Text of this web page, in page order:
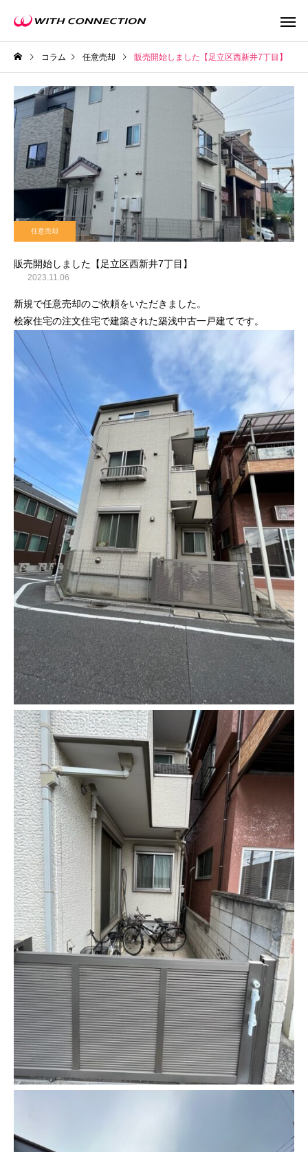
任意売
ウィズの利益還元
コラム 任意売却 販売開始しました【足立区西新井7丁目】
任意売却
販売開始しました【足立区西新井7丁目】
2023.11.06
新規で任意売却のご依頼をいただきました。
桧家住宅の注文住宅で建築された築浅中古一戸建てです。